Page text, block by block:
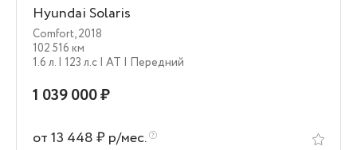
Hyundai Solaris
Comfort,2018
102 516 км
1.6 л. | 123 л.c | AT | Передний
1 039 000 ₽
от 13 448 ₽ р/мес.